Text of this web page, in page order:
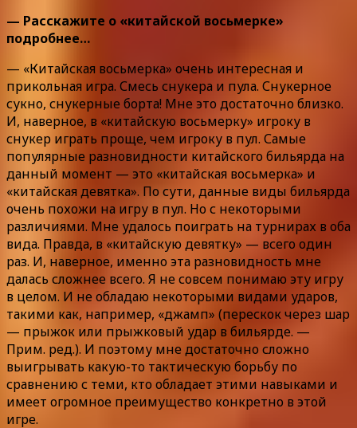
— Расскажите о «китайской восьмерке»
подробнее…
— «Китайская восьмерка» очень интересная и
прикольная игра. Смесь снукера и пула. Снукерное
сукно, снукерные борта! Мне это достаточно близко.
И, наверное, в «китайскую восьмерку» игроку в
снукер играть проще, чем игроку в пул. Самые
популярные разновидности китайского бильярда на
данный момент — это «китайская восьмерка» и
«китайская девятка». По сути, данные виды бильярда
очень похожи на игру в пул. Но с некоторыми
различиями. Мне удалось поиграть на турнирах в оба
вида. Правда, в «китайскую девятку» — всего один
раз. И, наверное, именно эта разновидность мне
далась сложнее всего. Я не совсем понимаю эту игру
в целом. И не обладаю некоторыми видами ударов,
такими как, например, «джамп» (перескок через шар
— прыжок или прыжковый удар в бильярде. —
Прим. ред.). И поэтому мне достаточно сложно
выигрывать какую-то тактическую борьбу по
сравнению с теми, кто обладает этими навыками и
имеет огромное преимущество конкретно в этой
игре.